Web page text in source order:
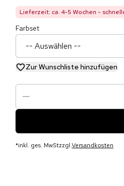
Lieferzeit: ca. 4-5 Wochen -
Farbset
Zur Wunschliste hinzufügen
*inkl. ges. MwStzzgl.Versandkosten